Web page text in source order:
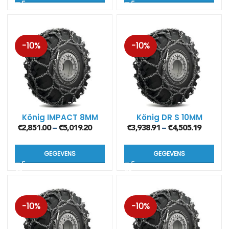
-10%
König IMPACT 8MM
€2,851.00– €5,019.20
GEGEVENS
-10%
König DR S 10MM
€3,938.91 – €4,505.19
GEGEVENS
-10% -10%